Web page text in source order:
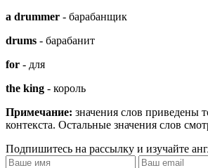
a drummer - барабанщик
drums - барабанит
for - для
the king - король
Примечание: значения слов приведены
контекста. Остальные значения слов
Подпишитесь на рассылку и изучайте